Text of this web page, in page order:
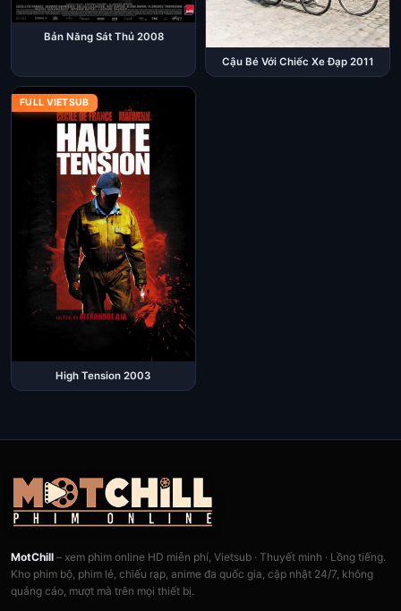
Bản Năng Sát Thủ 2008
Cậu Bé Với Chiếc Xe Đạp 2011
FULL VIETSUB
High Tension 2003
MotChill – xem phim online HD miễn phí, Vietsub · Thuyết minh · Lồng tiếng.
Kho phim bộ, phim lẻ, chiếu rạp, anime đa quốc gia, cập nhật 24/7, không
quảng cáo, mượt mà trên mọi thiết bị.